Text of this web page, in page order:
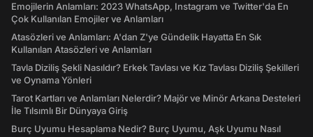
Emojilerin Anlamları: 2023 WhatsApp, Instagram ve Twitter'da En
Çok Kullanılan Emojiler ve Anlamları
Atasözleri ve Anlamları: A'dan Z'ye Gündelik Hayatta En Sık
Kullanılan Atasözleri ve Anlamları
Tavla Diziliş Şekli Nasıldır? Erkek Tavlası ve Kız Tavlası Diziliş Şekilleri
ve Oynama Yönleri
Tarot Kartları ve Anlamları Nelerdir? Majör ve Minör Arkana Desteleri
İle Tılsımlı Bir Dünyaya Giriş
Burç Uyumu Hesaplama Nedir? Burç Uyumu, Aşk Uyumu Nasıl